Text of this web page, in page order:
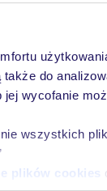
do
wycofanie
wszystkich
plików cookies
i wszystkie